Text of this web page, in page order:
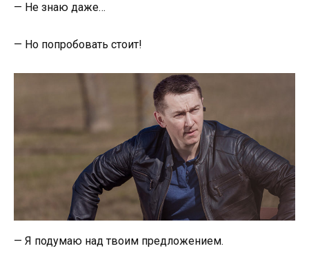
— Не знаю даже…
— Но попробовать стоит!
— Я подумаю над твоим предложением.